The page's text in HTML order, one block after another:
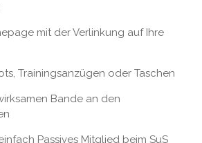
mit der Verlinkung auf Ihre
Trainingsanzügen oder Taschen
Bande an den
Passives Mitglied beim SuS